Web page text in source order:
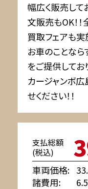
幅広く販売して
文販売もOK！
買取フェアも実
お車のことなら
をご提供してお
カージャンボ
せください！！
支払総額
(税込)
車両価格
諸費用